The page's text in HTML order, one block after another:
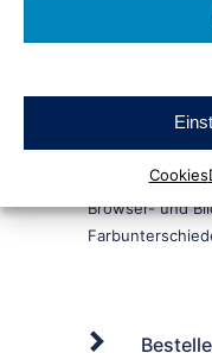
Cookies